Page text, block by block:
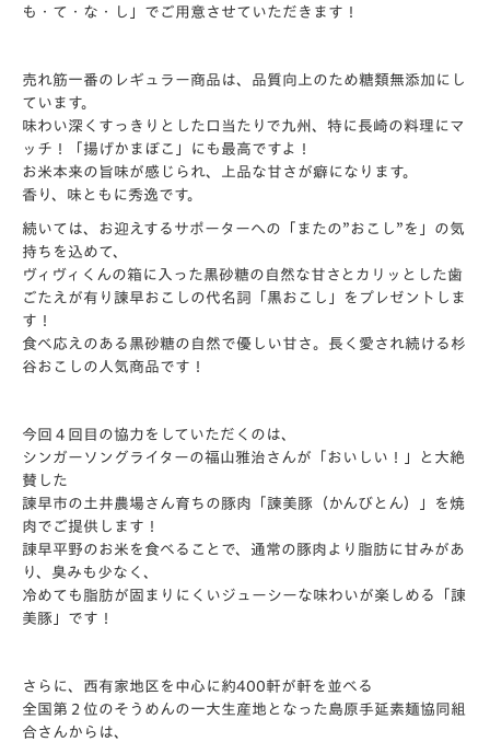
も・て・な・し」でご用意させていただきます！
売れ筋一番のレギュラー商品は、品質向上のため糖類無添加にし
ています。
味わい深くすっきりとした口当たりで九州、特に長崎の料理にマ
ッチ！「揚げかまぼこ」にも最高ですよ！
お米本来の旨味が感じられ、上品な甘さが癖になります。
香り、味ともに秀逸です。
続いては、お迎えするサポーターへの「またの”おこし”を」の気
持ちを込めて、
ヴィヴィくんの箱に入った黒砂糖の自然な甘さとカリッとした歯
ごたえが有り諫早おこしの代名詞「黒おこし」をプレゼントしま
す！
食べ応えのある黒砂糖の自然で優しい甘さ。長く愛され続ける杉
谷おこしの人気商品です！
今回４回目の協力をしていただくのは、
シンガーソングライターの福山雅治さんが「おいしい！」と大絶
賛した
諫早市の土井農場さん育ちの豚肉「諫美豚（かんびとん）」を焼
肉でご提供します！
諌早平野のお米を食べることで、通常の豚肉より脂肪に甘みがあ
り、臭みも少なく、
冷めても脂肪が固まりにくいジューシーな味わいが楽しめる「諌
美豚」です！
さらに、西有家地区を中心に約400軒が軒を並べる
全国第２位のそうめんの一大生産地となった島原手延素麺協同組
合さんからは、